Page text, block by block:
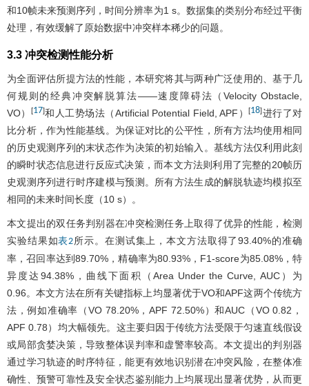
和10帧未来预测序列，时间分辨率为1 s。数据集的类别分布经过平衡
处理，有效缓解了原始数据中冲突样本稀少的问题。
3.3 冲突检测性能分析
为全面评估所提方法的性能，本研究将其与两种广泛使用的、基于几
何规则的经典冲突解脱算法——速度障碍法（Velocity Obstacle,
VO）
[17]和人工势场法（Artificial Potential Field, APF）[18]进行了对
比分析，作为性能基线。为保证对比的公平性，所有方法均使用相同
的历史观测序列的末状态作为决策的初始输入。基线方法仅利用此刻
的瞬时状态信息进行反应式决策，而本文方法则利用了完整的20帧历
史观测序列进行时序建模与预测。所有方法生成的解脱轨迹均模拟至
相同的未来时间长度（10 s）。
本文提出的双任务判别器在冲突检测任务上取得了优异的性能，检测
实验结果如表2所示。在测试集上，本文方法取得了93.40%的准确
率，召回率达到89.70%，精确率为80.93%，F1-score为85.08%，特
异度达94.38%，曲线下面积（Area Under the Curve, AUC）为
0.96。本文方法在所有关键指标上均显著优于VO和APF这两个传统方
法，例如准确率（VO 78.20%，APF 72.50%）和AUC（VO 0.82，
APF 0.78）均大幅领先。这主要归因于传统方法受限于匀速直线假设
或局部贪婪决策，导致整体误判率和虚警率较高。本文提出的判别器
通过学习轨迹的时序特征，能更有效地识别潜在冲突风险，在整体准
确性、预警可靠性及安全状态鉴别能力上均展现出显著优势，从而更